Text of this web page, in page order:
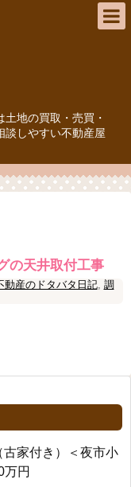
地の買取・売買・
談しやすい不動産屋
の天井取付工事
動産のドタバタ日記, 調
家付き）＜夜市小
万円